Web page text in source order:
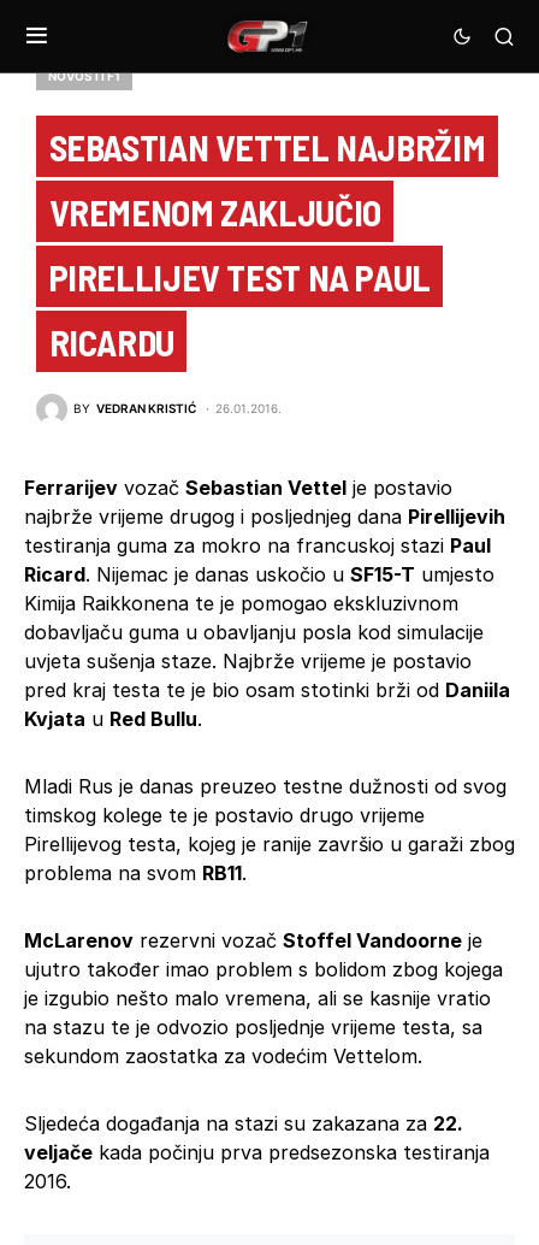
NOVOSTI F1
SEBASTIAN VETTEL NAJBRŽIM
VREMENOM ZAKLJUČIO
PIRELLIJEV TEST NA PAUL
RICARDU
BY VEDRAN KRISTIĆ 26.01.2016.
Ferrarijev vozač Sebastian Vettel je postavio
najbrže vrijeme drugog i posljednjeg dana Pirellijevih
testiranja guma za mokro na francuskoj stazi Paul
Ricard. Nijemac je danas uskočio u SF15-T umjesto
Kimija Raikkonena te je pomogao ekskluzivnom
dobavljaču guma u obavljanju posla kod simulacije
uvjeta sušenja staze. Najbrže vrijeme je postavio
pred kraj testa te je bio osam stotinki brži od Daniila
Kvjata u Red Bullu.
Mladi Rus je danas preuzeo testne dužnosti od svog
timskog kolege te je postavio drugo vrijeme
Pirellijevog testa, kojeg je ranije završio u garaži zbog
problema na svom RB11.
McLarenov rezervni vozač Stoffel Vandoorne je
ujutro također imao problem s bolidom zbog kojega
je izgubio nešto malo vremena, ali se kasnije vratio
na stazu te je odvozio posljednje vrijeme testa, sa
sekundom zaostatka za vodećim Vettelom.
Sljedeća događanja na stazi su zakazana za 22.
veljače kada počinju prva predsezonska testiranja
2016.